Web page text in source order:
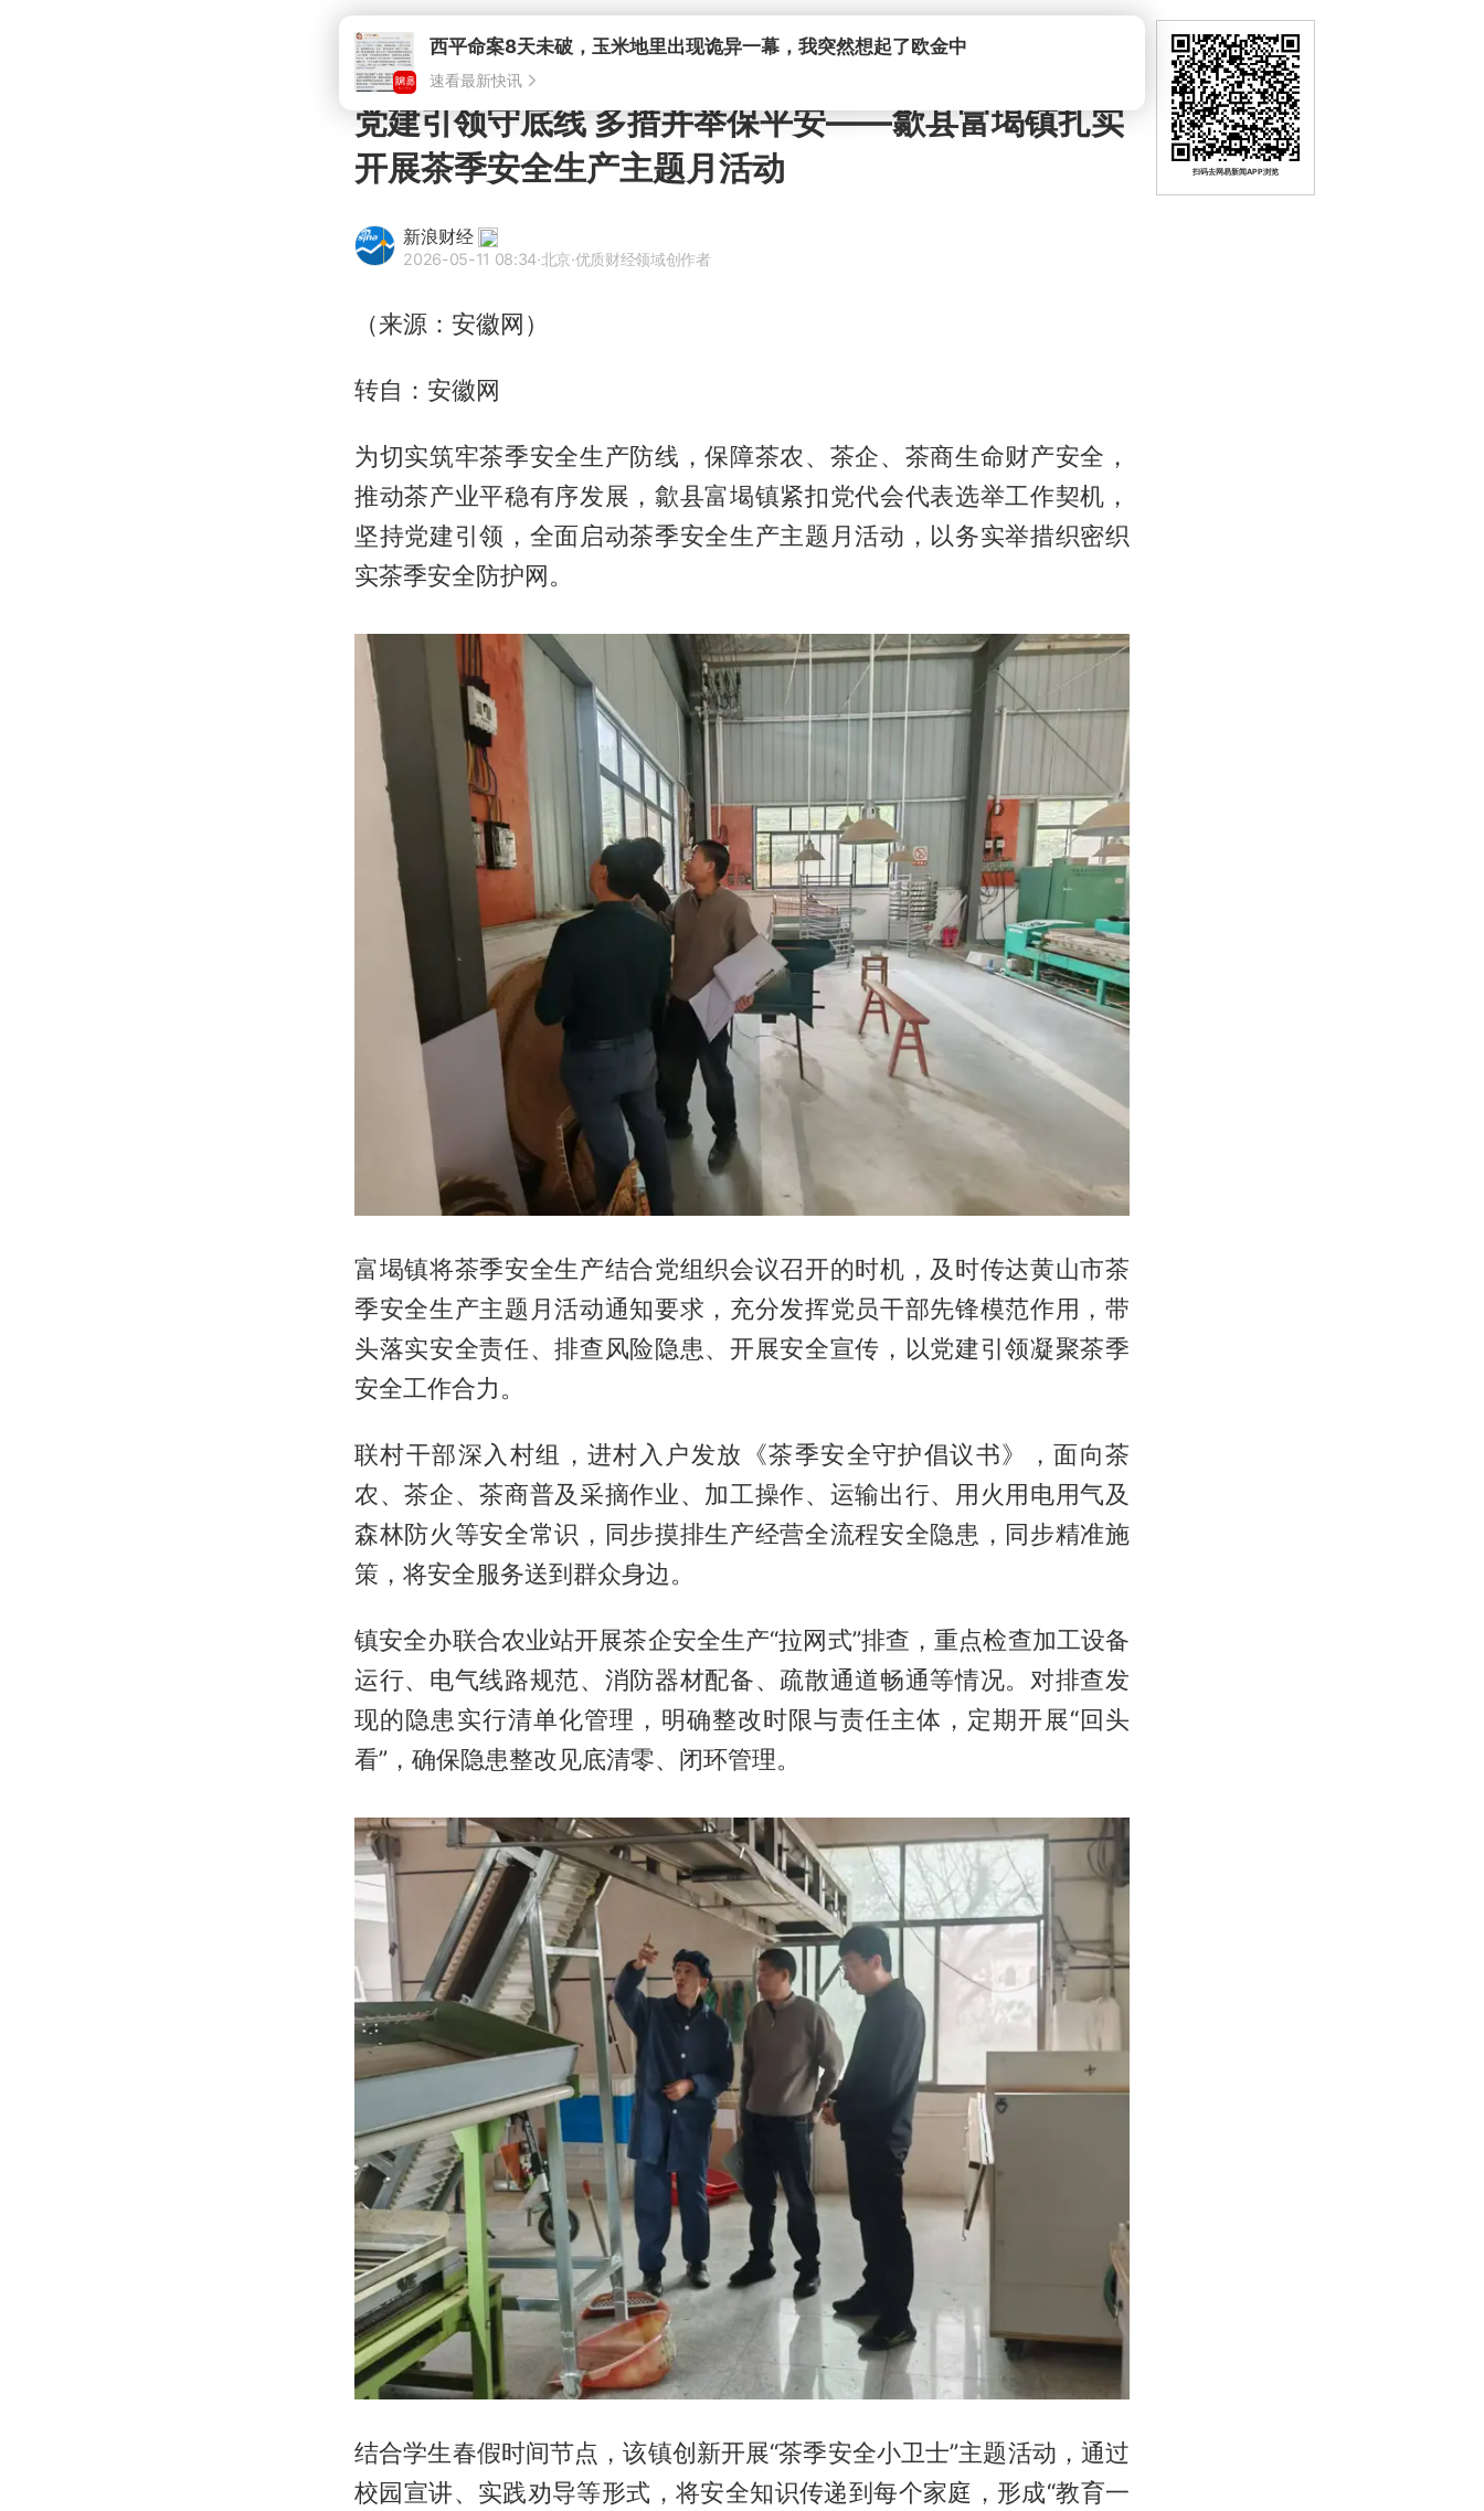
西平命案8天未破，玉米地里出现诡异一幕，我突然想起了欧金中
速看最新快讯
党建引领守底线 多措并举保平安——歙县富堨镇扎实
开展茶季安全生产主题月活动
新浪财经
2026-05-11 08:34·北京·优质财经领域创作者
（来源：安徽网）
转自：安徽网
为切实筑牢茶季安全生产防线，保障茶农、茶企、茶商生命财产安全，
推动茶产业平稳有序发展，歙县富堨镇紧扣党代会代表选举工作契机，
坚持党建引领，全面启动茶季安全生产主题月活动，以务实举措织密织
实茶季安全防护网。
富堨镇将茶季安全生产结合党组织会议召开的时机，及时传达黄山市茶
季安全生产主题月活动通知要求，充分发挥党员干部先锋模范作用，带
头落实安全责任、排查风险隐患、开展安全宣传，以党建引领凝聚茶季
安全工作合力。
联村干部深入村组，进村入户发放《茶季安全守护倡议书》，面向茶
农、茶企、茶商普及采摘作业、加工操作、运输出行、用火用电用气及
森林防火等安全常识，同步摸排生产经营全流程安全隐患，同步精准施
策，将安全服务送到群众身边。
镇安全办联合农业站开展茶企安全生产“拉网式”排查，重点检查加工设备
运行、电气线路规范、消防器材配备、疏散通道畅通等情况。对排查发
现的隐患实行清单化管理，明确整改时限与责任主体，定期开展“回头
看”，确保隐患整改见底清零、闭环管理。
结合学生春假时间节点，该镇创新开展“茶季安全小卫士”主题活动，通过
校园宣讲、实践劝导等形式，将安全知识传递到每个家庭，形成“教育一
扫码去网易新闻APP浏览